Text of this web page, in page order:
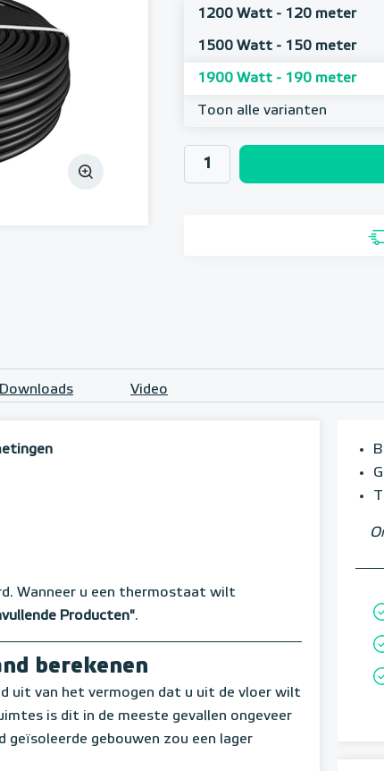
1200 Watt - 120 meter
1500 Watt - 150 meter
1900 Watt - 190 meter
Toon alle varianten
Downloads Video
Wanneer u een thermostaat wilt
Producten".
berekenen
uit van het vermogen dat u uit de vloer wilt
is dit in de meeste gevallen ongeveer
gebouwen zou een lager